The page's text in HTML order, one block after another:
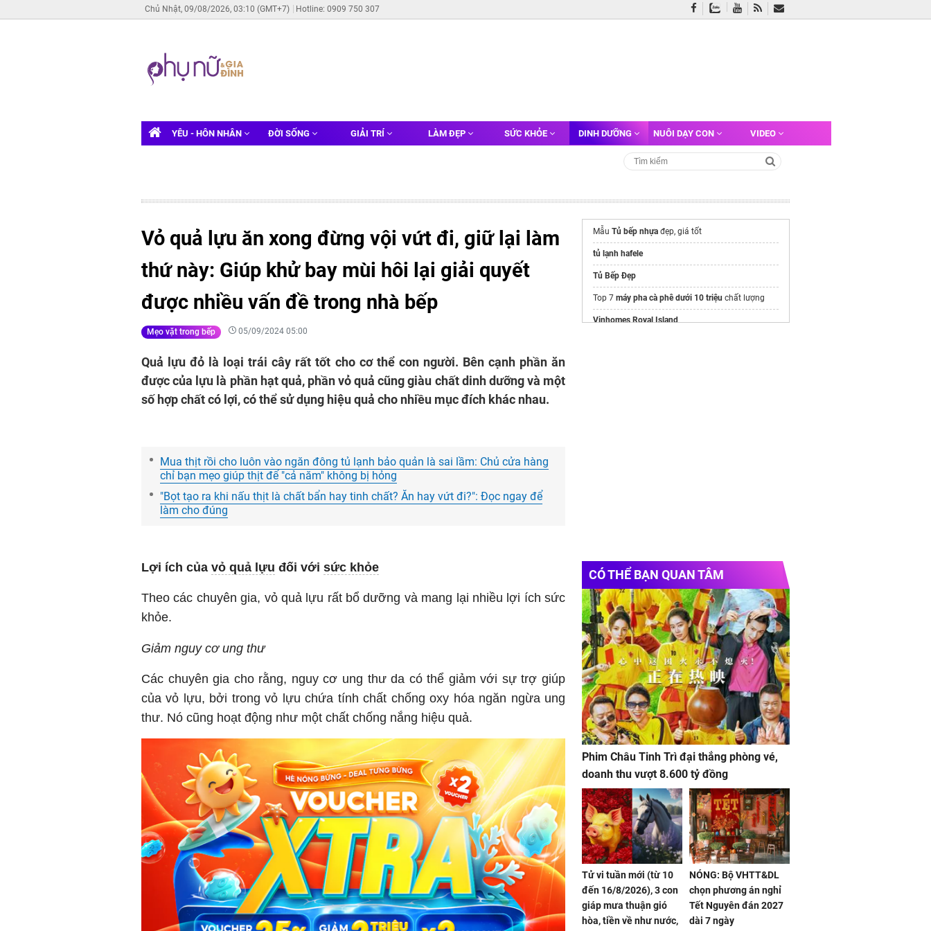
Chủ Nhật, 09/08/2026, 03:10 (GMT+7) Hotline: 0909 750 307
YÊU - HÔN NHÂN ĐỜI SỐNG GIẢI TRÍ LÀM ĐẸP SỨC KHỎE DINH DƯỠNG NUÔI DẠY CON VIDEO
Vỏ quả lựu ăn xong đừng vội vứt đi, giữ lại làm
thứ này: Giúp khử bay mùi hôi lại giải quyết
được nhiều vấn đề trong nhà bếp
Mẹo vặt trong bếp 05/09/2024 05:00
Quả lựu đỏ là loại trái cây rất tốt cho cơ thể con người. Bên cạnh phần ăn
được của lựu là phần hạt quả, phần vỏ quả cũng giàu chất dinh dưỡng và một
số hợp chất có lợi, có thể sử dụng hiệu quả cho nhiều mục đích khác nhau.
Mua thịt rồi cho luôn vào ngăn đông tủ lạnh bảo quản là sai lầm: Chủ cửa hàng
chỉ bạn mẹo giúp thịt để "cả năm" không bị hỏng
"Bọt tạo ra khi nấu thịt là chất bẩn hay tinh chất? Ăn hay vứt đi?": Đọc ngay để
làm cho đúng
Lợi ích của vỏ quả lựu đối với sức khỏe
Theo các chuyên gia, vỏ quả lựu rất bổ dưỡng và mang lại nhiều lợi ích sức
khỏe.
Giảm nguy cơ ung thư
Các chuyên gia cho rằng, nguy cơ ung thư da có thể giảm với sự trợ giúp
của vỏ lựu, bởi trong vỏ lựu chứa tính chất chống oxy hóa ngăn ngừa ung
thư. Nó cũng hoạt động như một chất chống nắng hiệu quả.
Mẫu Tủ bếp nhựa đẹp, giá tốt
tủ lạnh hafele
Tủ Bếp Đẹp
Top 7 máy pha cà phê dưới 10 triệu chất lượng
Vinhomes Royal Island
CÓ THỂ BẠN QUAN TÂM
Phim Châu Tinh Trì đại thắng phòng vé,
doanh thu vượt 8.600 tỷ đồng
Tử vi tuần mới (từ 10
đến 16/8/2026), 3 con
giáp mưa thuận gió
hòa, tiền về như nước,
NÓNG: Bộ VHTT&DL
chọn phương án nghỉ
Tết Nguyên đán 2027
dài 7 ngày